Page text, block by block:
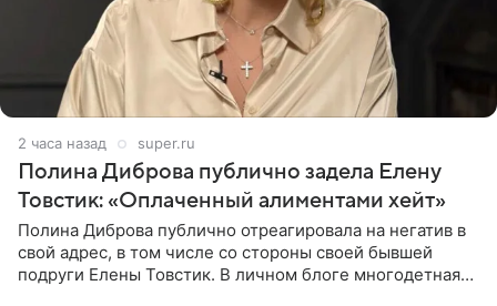
2 часа назад super.ru
Полина Диброва публично задела Елену
Товстик: «Оплаченный алиментами хейт»
Полина Диброва публично отреагировала на негатив в
свой адрес, в том числе со стороны своей бывшей
подруги Елены Товстик. В личном блоге многодетная